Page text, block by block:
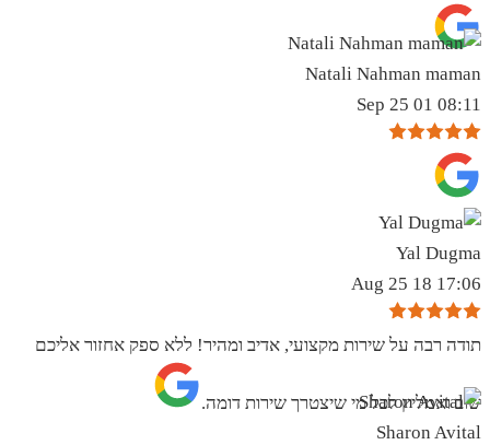
Natali Nahman maman
08:11 01 Sep 25
Yal Dugma
17:06 18 Aug 25
תודה רבה על שירות מקצועי, אדיב ומהיר! ללא ספק אחזור אליכם
שוב ואמליץ לכל מי שיצטרך שירות דומה.
Sharon Avital